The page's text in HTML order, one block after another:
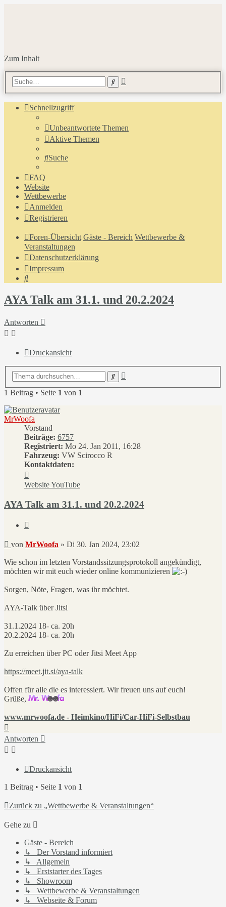
Zum Inhalt
Suche
Schnellzugriff
Unbeantwortete Themen
Aktive Themen
Suche
FAQ
Website
Wettbewerbe
Anmelden
Registrieren
Foren-Übersicht Gäste - Bereich Wettbewerbe &
Veranstaltungen
Datenschutzerklärung
Impressum
Suche
AYA Talk am 31.1. und 20.2.2024
Antworten
Druckansicht
Suche
1 Beitrag • Seite 1 von 1
MrWoofa
Vorstand
Beiträge: 6757
Registriert: Mo 24. Jan 2011, 16:28
Fahrzeug: VW Scirocco R
Kontaktdaten:
von
MrWoofa
WebsiteYouTube
AYA Talk am 31.1. und 20.2.2024
Beitrag
von MrWoofa » Di 30. Jan 2024, 23:02
Wie schon im letzten Vorstandssitzungsprotokoll angekündigt,
möchten wir mit euch wieder online kommunizieren
Sorgen, Nöte, Fragen, was ihr möchtet.
AYA-Talk über Jitsi
31.1.2024 18- ca. 20h
20.2.2024 18- ca. 20h
Zu erreichen über PC oder Jitsi Meet App
https://meet.jit.si/aya-talk
Offen für alle die es interessiert. Wir freuen uns auf euch!
Grüße,
www.mrwoofa.de - Heimkino/HiFi/Car-HiFi-Selbstbau
oben
Antworten
Druckansicht
1 Beitrag • Seite 1 von 1
Zurück zu „Wettbewerbe & Veranstaltungen“
Gehe zu
Gäste - Bereich
↳ Der Vorstand informiert
↳ Allgemein
↳ Erststarter des Tages
↳ Showroom
↳ Wettbewerbe & Veranstaltungen
↳ Webseite & Forum